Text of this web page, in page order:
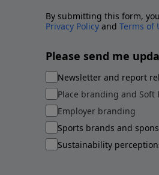
By submitting this form,
Privacy Policy and Terms of
Please send me
Newsletter and report
Place branding and Soft
Employer branding
Sports brands and
Sustainability